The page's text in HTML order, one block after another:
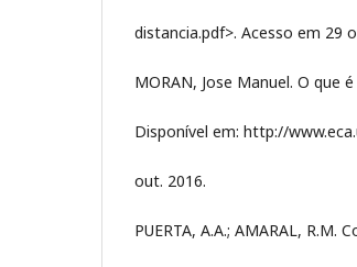
distancia.pdf>. Acesso em 29
MORAN, Jose Manuel. O que
Disponível em: http://
out. 2016.
PUERTA, A.A.; AMARAL, R.M.